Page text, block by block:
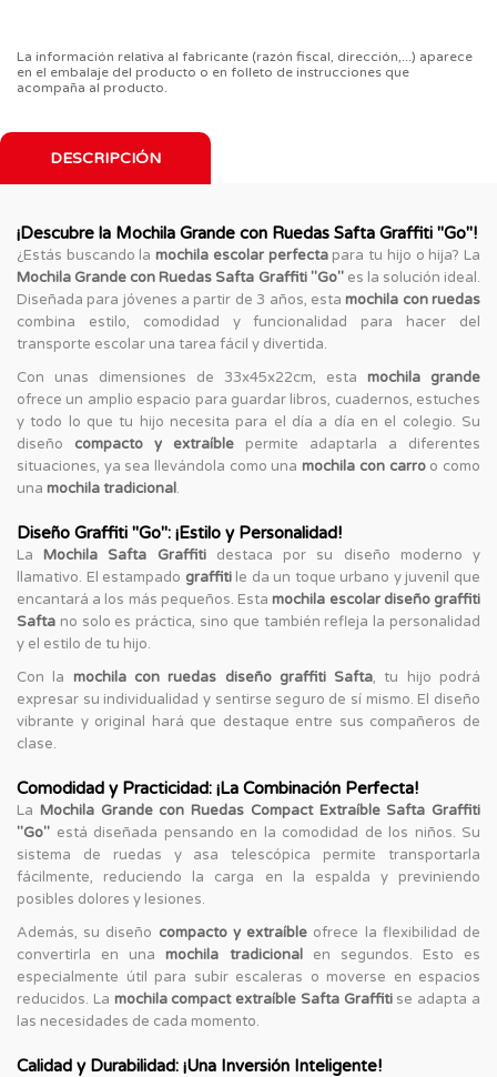
La información relativa al fabricante (razón fiscal, dirección,...) aparece
en el embalaje del producto o en folleto de instrucciones que
acompaña al producto.
DESCRIPCIÓN
¡Descubre la Mochila Grande con Ruedas Safta Graffiti "Go"!
¿Estás buscando lamochila escolar perfectapara tu hijo o hija? La
Mochila Grande con Ruedas Safta Graffiti "Go"es la solución ideal.
Diseñada para jóvenes a partir de 3 años, estamochila con ruedas
combina estilo, comodidad y funcionalidad para hacer del
transporte escolar una tarea fácil y divertida.
Con unas dimensiones de 33x45x22cm, esta mochila grande
ofrece un amplio espacio para guardar libros, cuadernos, estuches
y todo lo que tu hijo necesita para el día a día en el colegio. Su
diseño compacto y extraíble permite adaptarla a diferentes
situaciones, ya sea llevándola como unamochila con carroo como
una mochila tradicional.
Diseño Graffiti "Go": ¡Estilo y Personalidad!
LaMochila Safta Graffitidestaca por su diseño moderno y
llamativo. El estampado graffitile da un toque urbano y juvenil que
encantará a los más pequeños. Estamochila escolar diseño graffiti
Safta no solo es práctica, sino que también refleja la personalidad
y el estilo de tu hijo.
Con la mochila con ruedas diseño graffiti Safta, tu hijo podrá
expresar su individualidad y sentirse seguro de sí mismo. El diseño
vibrante y original hará que destaque entre sus compañeros de
clase.
Comodidad y Practicidad: ¡La Combinación Perfecta!
La Mochila Grande con Ruedas Compact Extraíble Safta Graffiti
"Go" está diseñada pensando en la comodidad de los niños. Su
sistema de ruedas y asa telescópica permite transportarla
fácilmente, reduciendo la carga en la espalda y previniendo
posibles dolores y lesiones.
Además, su diseño compacto y extraíble ofrece la flexibilidad de
convertirla en unamochila tradicionalen segundos. Esto es
especialmente útil para subir escaleras o moverse en espacios
reducidos. La mochila compact extraíble Safta Graffitise adapta a
las necesidades de cada momento.
Calidad y Durabilidad: ¡Una Inversión Inteligente!